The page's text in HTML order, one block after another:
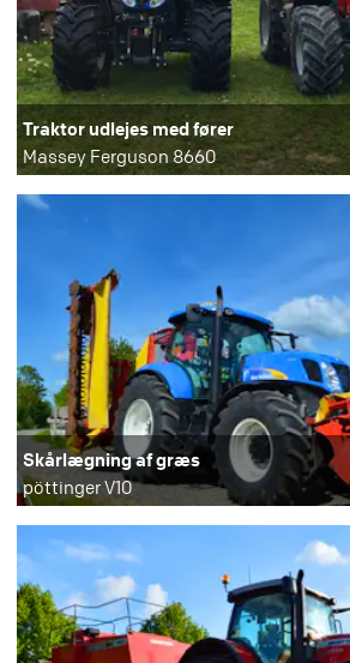
Traktor udlejes med fører
Massey Ferguson 8660
Skårlægning af græs
pöttinger V10